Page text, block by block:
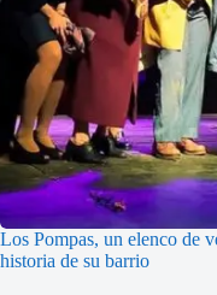
Los Pompas, un elenco de
historia de su barrio